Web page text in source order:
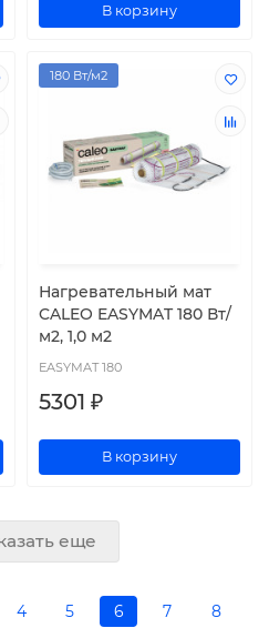
В корзину
180 Вт/м2
Нагревательный мат
CALEO EASYMAT 180 Вт/
м2, 1,0 м2
EASYMAT 180
5301 ₽
В корзину
еще
4 5 6 7 8